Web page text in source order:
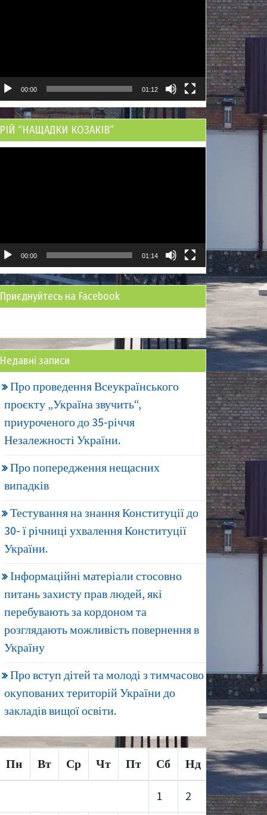
00:00 01:12
РІЙ “НАЩАДКИ КОЗАКІВ”
00:00 01:14
Приєднуйтесь на Facebook
Недавні записи
Про проведення Всеукраїнського
проєкту „Україна звучить“,
приуроченого до 35-річчя
Незалежності України.
Про попередження нещасних
випадків
Тестування на знання Конституції до
30- ї річниці ухвалення Конституції
України.
Інформаційні матеріали стосовно
питань захисту прав людей, які
перебувають за кордоном та
розглядають можливість повернення в
Україну
Про вступ дітей та молоді з тимчасово
окупованих територій України до
закладів вищої освіти.
Пн Вт Ср Чт Пт Сб Нд
1 2